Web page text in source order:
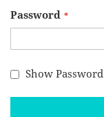
Password
Show Password